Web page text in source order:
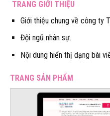
TRANG GIỚI THIỆU
Giới thiệu chung về công ty
Đội ngũ nhân sự.
Nội dung hiển thị dạng bài
TRANG SẢN PHẨM